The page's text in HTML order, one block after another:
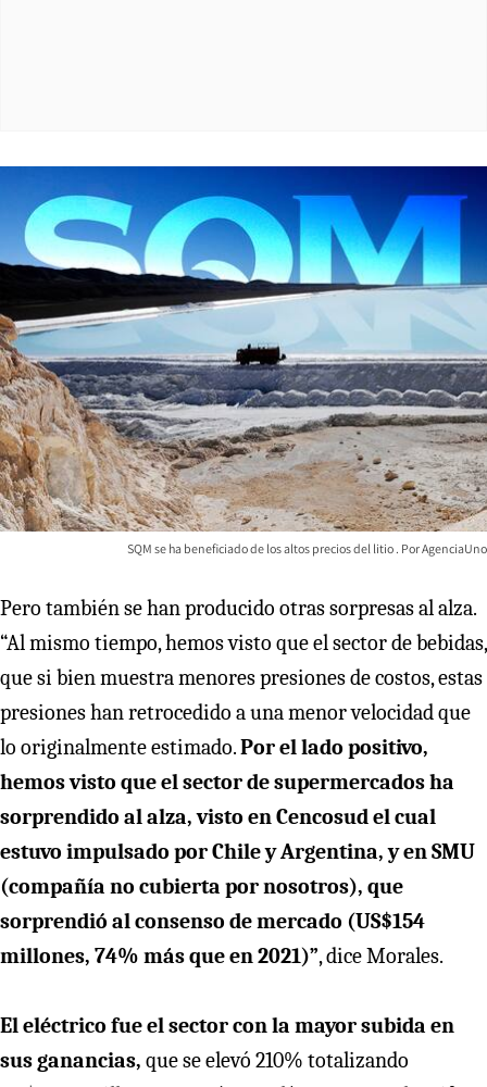
SQM se ha beneficiado de los altos precios del litio AgenciaUno
Pero también se han producido otras sorpresas al alza.
“Al mismo tiempo, hemos visto que el sector de bebidas,
que si bien muestra menores presiones de costos, estas
presiones han retrocedido a una menor velocidad que
lo originalmente estimado.Por el lado positivo,
hemos visto que el sector de supermercados ha
sorprendido al alza, visto en Cencosud el cual
estuvo impulsado por Chile y Argentina, y en SMU
(compañía no cubierta por nosotros), que
sorprendió al consenso de mercado (US$154
millones, 74% más que en 2021)”, dice Morales.
El eléctrico fue el sector con la mayor subida en
sus ganancias, que se elevó 210% totalizando